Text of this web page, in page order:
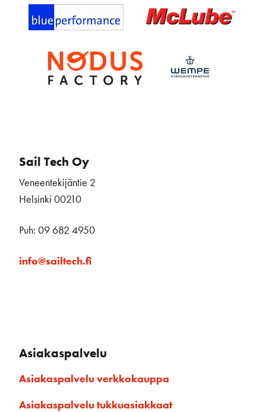
Sail Tech Oy
Veneentekijäntie 2
Helsinki 00210
Puh: 09 682 4950
info@sailtech.fi
Asiakaspalvelu
Asiakaspalvelu verkkokauppa
Asiakaspalvelu tukkuasiakkaat